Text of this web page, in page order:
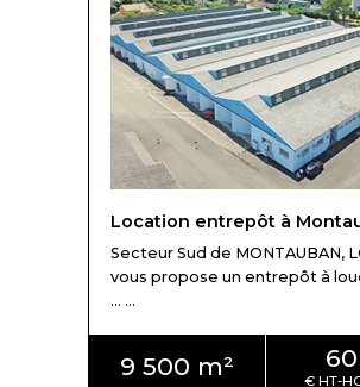
Location entrepôt à
Secteur Sud de MONTAUBAN,
vous propose un entrepôt à
... ...
9 500 m²